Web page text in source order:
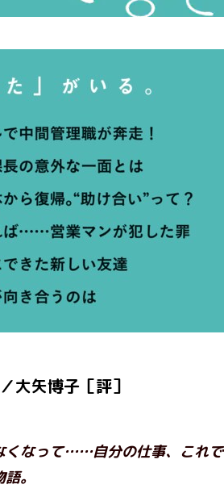
矢博子［評］
くなって……自分の仕事、これで
。